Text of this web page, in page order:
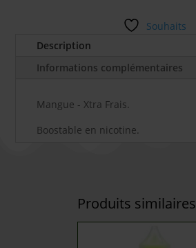
Souhaits
Description
Informations complémentaires
Mangue - Xtra Frais.
Boostable en nicotine.
Produits similaires